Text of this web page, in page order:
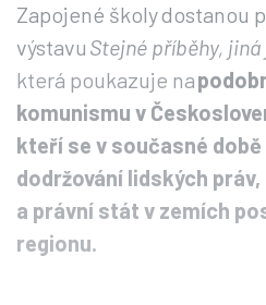
Zapojené školy dostanou
výstavu Stejné příběhy,
která poukazuje na
komunismu v
kteří se v současné
dodržování lidských
a právní stát v zemích
regionu.